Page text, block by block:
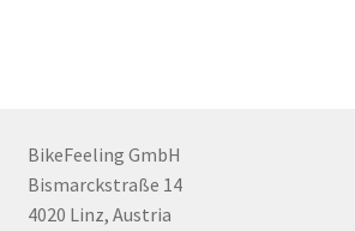
BikeFeeling GmbH
Bismarckstraße 14
4020 Linz, Austria